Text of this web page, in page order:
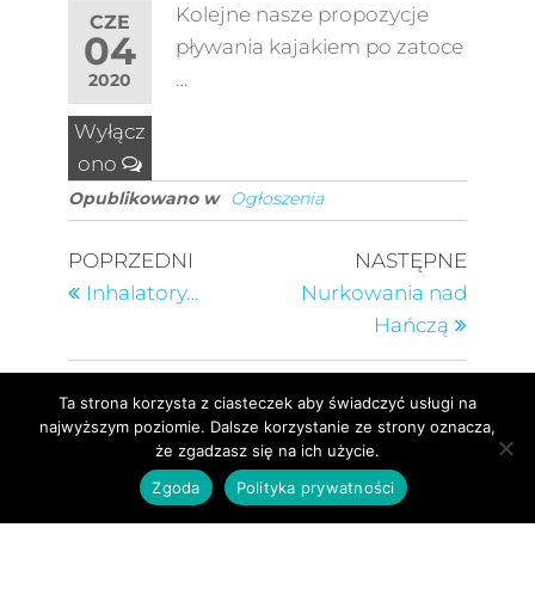
CZE
04
2020
Wyłącz
ono
Kolejne nasze propozycje
pływania kajakiem po zatoce
…
Opublikowano w Ogłoszenia
POPRZEDNI
Inhalatory…
NASTĘPNE
Nurkowania nad
Hańczą
Wykonanie MBSM – Projekt na bazie Futurio
Ta strona korzysta z ciasteczek aby świadczyć usługi na
najwyższym poziomie. Dalsze korzystanie ze strony oznacza,
że zgadzasz się na ich użycie.
Zgoda
Polityka prywatności